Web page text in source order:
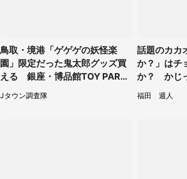
鳥取・境港「ゲゲゲの妖怪楽
園」限定だった鬼太郎グッズ買
える 銀座・博品館TOY PARK
へ急げ【8／8～31】
Jタウン調査隊
話題のカカ
か？」はチ
か？ かじ
て食べてみた
福田 週人